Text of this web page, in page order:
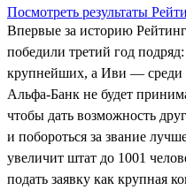
Посмотреть результаты
Впервые за историю
победили третий год
крупнейших, а Иви — среди
Альфа‑Банк не будет
чтобы дать возможность
и побороться за звание
увеличит штат до 1001
подать заявку как крупная